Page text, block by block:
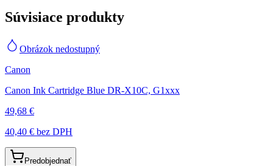
Súvisiace produkty
Obrázok nedostupný
Canon
Canon Ink Cartridge Blue DR-X10C, G1xxx
49,68 €
40,40 € bez DPH
Predobjednať